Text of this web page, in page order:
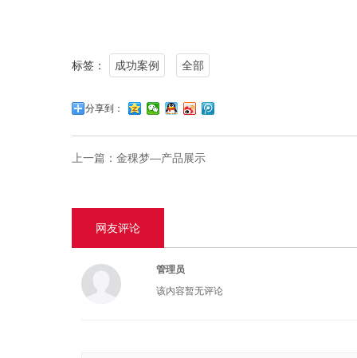
标签： 成功案例 全部
分享到：
上一篇： 金稞梦—产品展示
网友评论
管理员
该内容暂无评论